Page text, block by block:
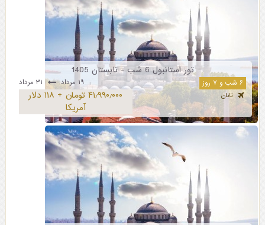
تور استانبول 6 شب - تابستان 1405
۶ شب و ۷ روز ۱۹ مرداد
تابان
۴۱٫۹۹۰٫۰۰۰ تومان + ۱۱۸ دلار
آمریکا